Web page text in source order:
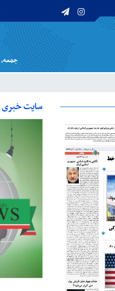
جمعه, ۱۶ مرداد , ۱۴۰۵
سایت خبری